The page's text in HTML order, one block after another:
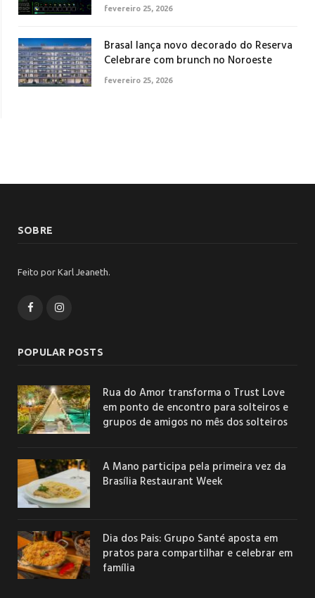
fevereiro 25, 2026
Brasal lança novo decorado do Reserva
Celebrare com brunch no Noroeste
fevereiro 25, 2026
SOBRE
Feito por Karl Jeaneth.
FacebookInstagram
POPULAR POSTS
Rua do Amor transforma o Trust Love
em ponto de encontro para solteiros e
grupos de amigos no mês dos solteiros
A Mano participa pela primeira vez da
Brasília Restaurant Week
Dia dos Pais: Grupo Santé aposta em
pratos para compartilhar e celebrar em
família